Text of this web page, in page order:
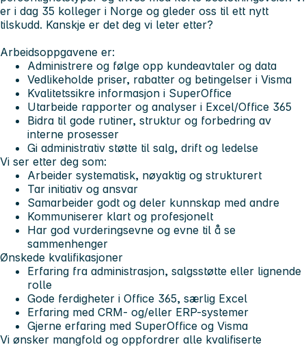
er i dag 35 kolleger i Norge og gleder oss til ett nytt
tilskudd. Kanskje er det deg vi leter etter?
Arbeidsoppgavene er:
Administrere og følge opp kundeavtaler og data
Vedlikeholde priser, rabatter og betingelser i Visma
Kvalitetssikre informasjon i SuperOffice
Utarbeide rapporter og analyser i Excel/Office 365
Bidra til gode rutiner, struktur og forbedring av
interne prosesser
Gi administrativ støtte til salg, drift og ledelse
Vi ser etter deg som:
Arbeider systematisk, nøyaktig og strukturert
Tar initiativ og ansvar
Samarbeider godt og deler kunnskap med andre
Kommuniserer klart og profesjonelt
Har god vurderingsevne og evne til å se
sammenhenger
Ønskede kvalifikasjoner
Erfaring fra administrasjon, salgsstøtte eller lignende
rolle
Gode ferdigheter i Office 365, særlig Excel
Erfaring med CRM- og/eller ERP-systemer
Gjerne erfaring med SuperOffice og Visma
Vi ønsker mangfold og oppfordrer alle kvalifiserte